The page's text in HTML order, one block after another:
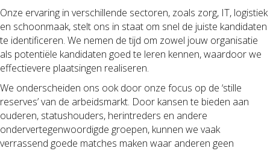
Onze ervaring in verschillende sectoren, zoals zorg, IT, logistiek
en schoonmaak, stelt ons in staat om snel de juiste kandidaten
te identificeren. We nemen de tijd om zowel jouw organisatie
als potentiële kandidaten goed te leren kennen, waardoor we
effectievere plaatsingen realiseren.
We onderscheiden ons ook door onze focus op de ‘stille
reserves’ van de arbeidsmarkt. Door kansen te bieden aan
ouderen, statushouders, herintreders en andere
ondervertegenwoordigde groepen, kunnen we vaak
verrassend goede matches maken waar anderen geen